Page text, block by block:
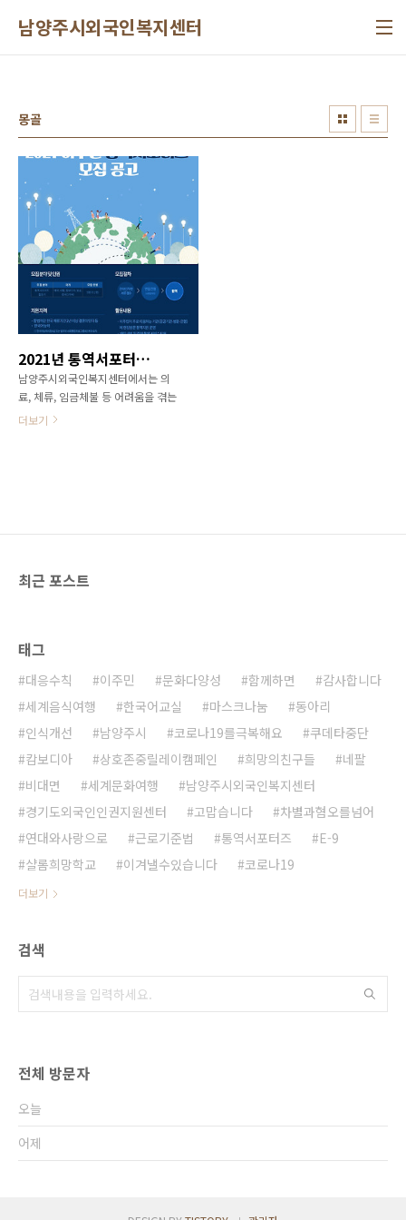
남양주시외국인복지센터
몽골
2021년 통역서포터즈 모집안내
남양주시외국인복지센터에서는 의
료, 체류, 임금체불 등 어려움을 겪는
이주민들을 위해 신속하고 원활한 통
어능력 ① 한국어능력시험 4급 또는
국인주민 관련 기관 경력이 2년 이상
센터에서 한국어 소통 및 통역서비스
가 충분히 가능하다고 인정이 되는
더보기
최근 포스트
태그
대응수칙 이주민 문화다양성 함께하면
감사합니다
세계음식여행
한국어교실 마스크나눔
동아리
인식개선
남양주시 코로나19를극복해요
쿠데타중단
캄보디아
상호존중릴레이캠페인 희망의친구들
네팔
비대면
세계문화여행
남양주시외국인복지센터
경기도외국인인권지원센터
고맙습니다
차별과혐오를넘어
연대와사랑으로
근로기준법 통역서포터즈
E-9
샬롬희망학교
이겨낼수있습니다 코로나19
더보기
검색
전체 방문자
오늘
어제